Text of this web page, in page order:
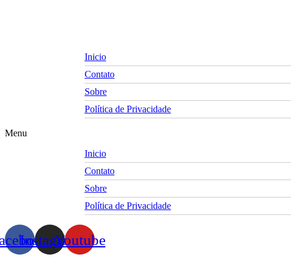
Inicio
Contato
Sobre
Política de Privacidade
Menu
Inicio
Contato
Sobre
Política de Privacidade
InstagramYoutube